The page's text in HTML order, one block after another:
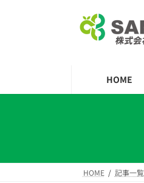
HOME
HOME 記事一覧